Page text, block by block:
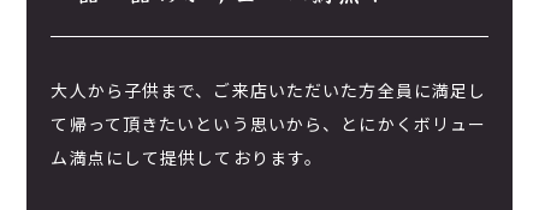
大人から子供まで、ご来店いただいた方全員に満足し
て帰って頂きたいという思いから、とにかくボリュー
ム満点にして提供しております。